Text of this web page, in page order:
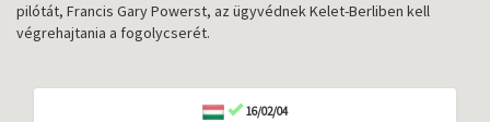
pilótát, Francis Gary Powerst, az ügyvédnek Kelet-Berliben kell
végrehajtania a fogolycserét.
16/02/04